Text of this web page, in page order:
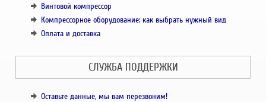
Винтовой компрессор
Компрессорное оборудование: как выбрать нужный вид
Оплата и доставка
СЛУЖБА ПОДДЕРЖКИ
Оставьте данные, мы вам перезвоним!